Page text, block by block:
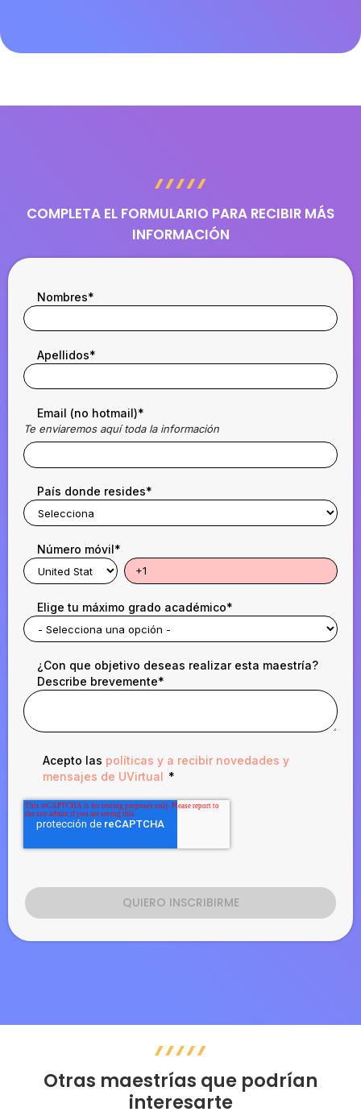
COMPLETA EL FORMULARIO PARA RECIBIR MÁS
INFORMACIÓN
Nombres*
Apellidos*
Email (no hotmail)*
Te enviaremos aquí toda la información
País donde resides*
Número móvil *
Elige tu máximo grado académico*
¿Con que objetivo deseas realizar esta maestría?
Describe brevemente*
Acepto las políticas y a recibir novedades y
mensajes de UVirtual
*
Otras maestrías que podrían
interesarte